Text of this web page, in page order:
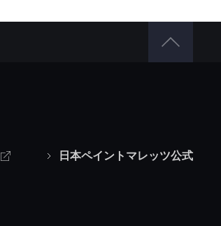
日本ペイントマレッツ公式